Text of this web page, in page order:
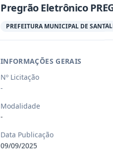
REGISTRO DE PREÇOS PARA
CHAMAMENTO PÚBLICO
Pregrão Eletrônico
PREFEITURA MUNICIPAL DE
INFORMAÇÕES GERAIS
Nº Licitação
-
Modalidade
-
Data Publicação
09/09/2025